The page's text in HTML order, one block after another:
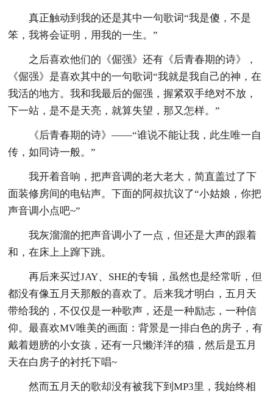
真正触动到我的还是其中一句歌词“我是傻，不是
笨，我将会证明，用我的一生。”
之后喜欢他们的《倔强》还有《后青春期的诗》，
《倔强》是喜欢其中的一句歌词“我就是我自己的神，在
我活的地方。我和我最后的倔强，握紧双手绝对不放，
下一站，是不是天亮，就算失望，那又怎样。”
《后青春期的诗》——“谁说不能让我，此生唯一自
传，如同诗一般。”
我开着音响，把声音调的老大老大，简直盖过了下
面装修房间的电钻声。下面的阿叔抗议了“小姑娘，你把
声音调小点吧~”
我灰溜溜的把声音调小了一点，但还是大声的跟着
和，在床上上蹿下跳。
再后来买过JAY、SHE的专辑，虽然也是经常听，但
都没有像五月天那般的喜欢了。后来我才明白，五月天
带给我的，不仅仅是一种歌声，还是一种励志，一种信
仰。最喜欢MV唯美的画面：背景是一排白色的房子，有
戴着翅膀的小女孩，还有一只懒洋洋的猫，然后是五月
天在白房子的衬托下唱~
然而五月天的歌却没有被我下到MP3里，我始终相